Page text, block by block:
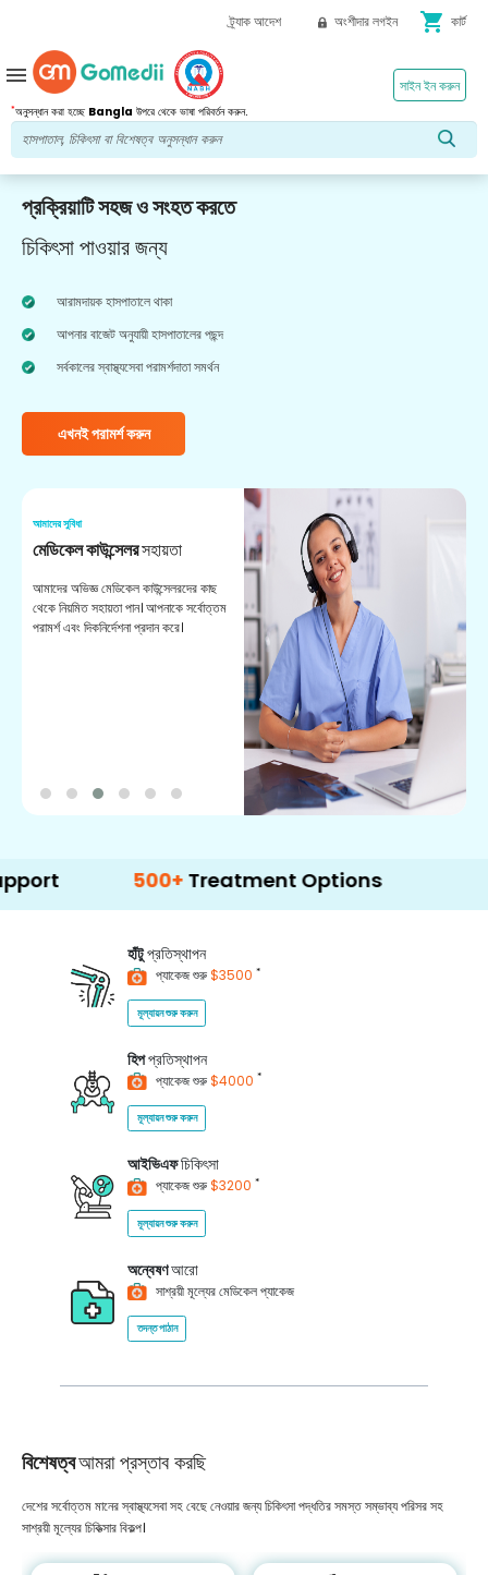
ট্র্যাক আদেশ অংশীদার লগইন shopping_cart কার্ট
*অনুসন্ধান করা হচ্ছে Bangla উপরে থেকে ভাষা পরিবর্তন করুন.
সাইন ইন করুন
menu
প্রক্রিয়াটি সহজ ও সংহত করতে
চিকিৎসা পাওয়ার জন্য
আরামদায়ক হাসপাতালে থাকা
আপনার বাজেট অনুযায়ী হাসপাতালের পছন্দ
সর্বকালের স্বাস্থ্যসেবা পরামর্শদাতা সমর্থন
এখনই পরামর্শ করুন
আমাদের সুবিধা
মেডিকেল কাউন্সেলরসহায়তা
আমাদের অভিজ্ঞ মেডিকেল কাউন্সেলরদের কাছ
থেকে নিয়মিত সহায়তা পান। আপনাকে সর্বোত্তম
পরামর্শ এবং দিকনির্দেশনা প্রদান করে।
Treatment Options
হাঁটুপ্রতিস্থাপন
প্যাকেজ শুরু$3500 *
মূল্যায়ন শুরু করুন
হিপপ্রতিস্থাপন
প্যাকেজ শুরু$4000 *
মূল্যায়ন শুরু করুন
আইভিএফচিকিৎসা
প্যাকেজ শুরু$3200 *
মূল্যায়ন শুরু করুন
অন্বেষণআরো
সাশ্রয়ী মূল্যের মেডিকেল প্যাকেজ
তদন্ত পাঠান
বিশেষত্বআমরা প্রস্তাব করছি
দেশের সর্বোত্তম মানের স্বাস্থ্যসেবা সহ বেছে নেওয়ার জন্য চিকিৎসা পদ্ধতির সমস্ত সম্ভাব্য পরিসর সহ
সাশ্রয়ী মূল্যের চিকিত্সার বিকল্প।